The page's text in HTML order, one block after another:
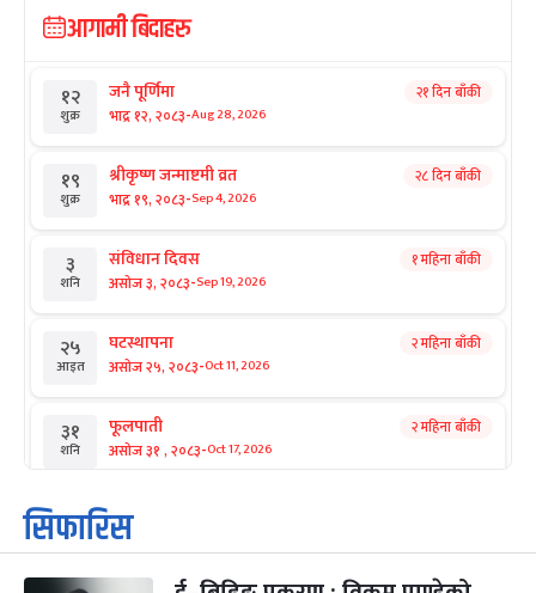
आगामी बिदाहरु
१२
शुक्र
जनै पूर्णिमा
भाद्र १२, २०८३-Aug 28, 2026
२१ दिन बाँकी
१९
शुक्र
श्रीकृष्ण जन्माष्टमी व्रत
भाद्र १९, २०८३-Sep 4, 2026
२८ दिन बाँकी
३
शनि
संविधान दिवस
असोज ३, २०८३-Sep 19, 2026
१ महिना बाँकी
२५
आइत
घटस्थापना
असोज २५, २०८३-Oct 11, 2026
२ महिना बाँकी
३१
शनि
फूलपाती
असोज ३१ , २०८३-Oct 17, 2026
२ महिना बाँकी
१
आइत
कार्तिक सङ्क्रान्ति
कार्तिक १, २०८३
सिफारिस